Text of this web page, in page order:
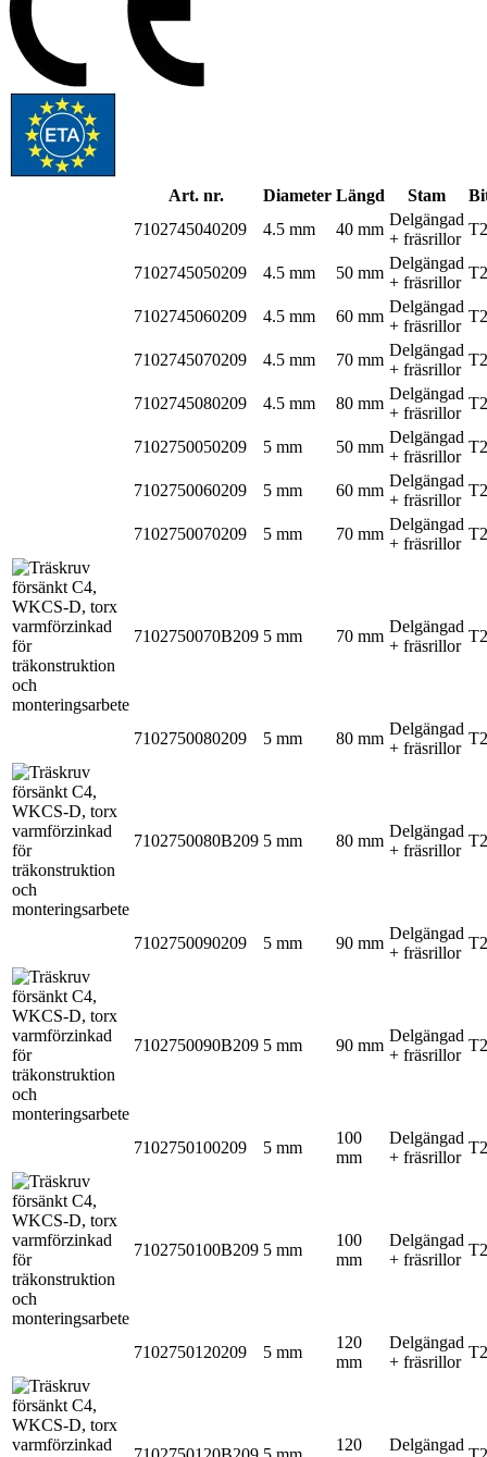
Art. nr. Diameter Längd Stam
7102745040209
4.5 mm 40 mm
Delgängad
+ fräsrillor
7102745050209 4.5 mm 50 mm
Delgängad
+ fräsrillor
7102745060209 4.5 mm 60 mm
Delgängad
+ fräsrillor
7102745070209 4.5 mm 70 mm
Delgängad
+ fräsrillor
7102745080209 4.5 mm 80 mm
Delgängad
+ fräsrillor
7102750050209 5 mm 50 mm
Delgängad
+ fräsrillor
7102750060209 5 mm 60 mm
Delgängad
+ fräsrillor
7102750070209 5 mm 70 mm
Delgängad
+ fräsrillor
7102750070B209 5 mm 70 mm
Delgängad
+ fräsrillor
7102750080209 5 mm 80 mm
Delgängad
+ fräsrillor
7102750080B209 5 mm 80 mm
Delgängad
+ fräsrillor
7102750090209 5 mm 90 mm
Delgängad
+ fräsrillor
7102750090B209 5 mm 90 mm
Delgängad
+ fräsrillor
7102750100209 5 mm
100
mm
Delgängad
+ fräsrillor
7102750100B209 5 mm
100
mm
Delgängad
+ fräsrillor
7102750120209 5 mm
120
mm
Delgängad
+ fräsrillor
120
Delgängad